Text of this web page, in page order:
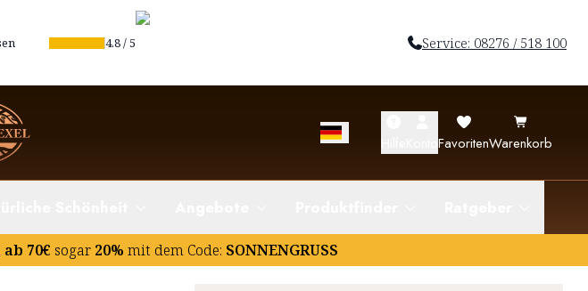
4.8/5 Service: 08276 / 518 100
FavoritenWarenkorb
70€ sogar 20% mit dem Code: SONNENGRUSS